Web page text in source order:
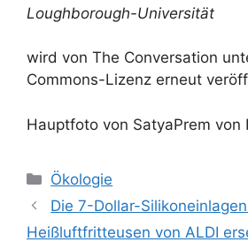
Loughborough-Universität
wird von The Conversation
Commons-Lizenz erneut
Hauptfoto von SatyaPrem von
Kategorien
Ökologie
Die 7-Dollar-
Heißluftfritteusen von ALDI